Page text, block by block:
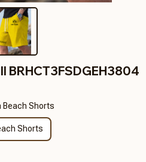
BRHCT3FSDGEH3804
Beach Shorts
Shorts